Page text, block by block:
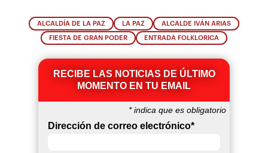
ALCALDÍA DE LA PAZ LA PAZ ALCALDE IVÁN ARIAS
FIESTA DE GRAN PODER ENTRADA FOLKLORICA
RECIBE LAS NOTICIAS DE ÚLTIMO
MOMENTO EN TU EMAIL
*indica que es obligatorio
Dirección de correo electrónico*